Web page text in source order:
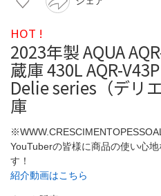
HOT !
2023年製 AQUA
蔵庫 430L AQR-
Delie series（デリ
庫
YouTuberの皆様に商品の使い心
す！
紹介動画はこちら